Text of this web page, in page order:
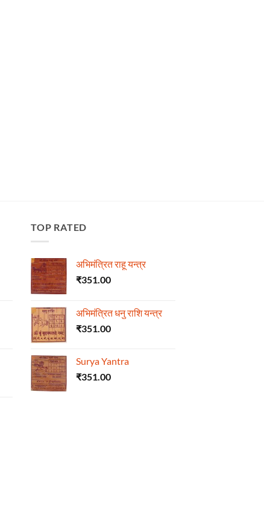
TOP RATED
अभिमंत्रित राहू यन्त्र
₹351.00
अभिमंत्रित धनु राशि यन्त्र
₹351.00
Surya Yantra
₹351.00